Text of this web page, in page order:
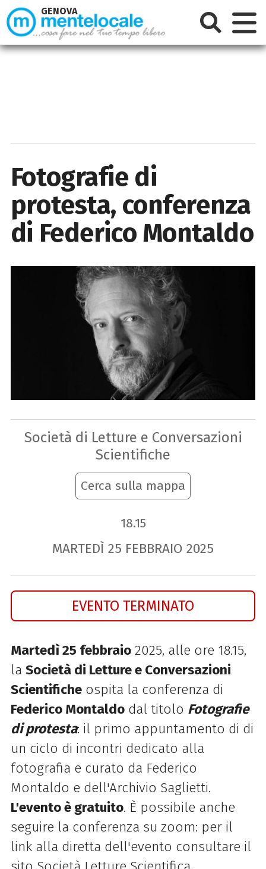
Fotografie di
protesta, conferenza
di Federico Montaldo
Società di Letture e Conversazioni
Scientifiche
Cerca sulla mappa
18.15
MARTEDÌ 25 FEBBRAIO 2025
EVENTO TERMINATO
Martedì 25 febbraio2025, alle ore 18.15,
la Società di Letture e Conversazioni
Scientificheospita la conferenza di
Federico Montaldodal titolo Fotografie
di protesta: il primo appuntamento di di
un ciclo di incontri dedicato alla
fotografia e curato da Federico
Montaldo e dell'Archivio Saglietti.
L'evento è gratuito. È possibile anche
seguire la conferenza su zoom: per il
link alla diretta dell'evento consultare il
GENOVA